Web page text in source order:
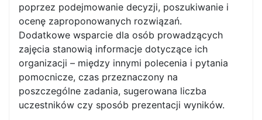
poprzez podejmowanie decyzji, poszukiwanie i
ocenę zaproponowanych rozwiązań.
Dodatkowe wsparcie dla osób prowadzących
zajęcia stanowią informacje dotyczące ich
organizacji – między innymi polecenia i pytania
pomocnicze, czas przeznaczony na
poszczególne zadania, sugerowana liczba
uczestników czy sposób prezentacji wyników.